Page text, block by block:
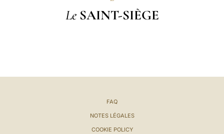
Le SAINT-SIÈGE
FAQ
NOTES LÉGALES
COOKIE POLICY